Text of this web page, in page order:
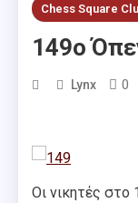
Chess Square
149o
Lynx 0
Οι νικητές